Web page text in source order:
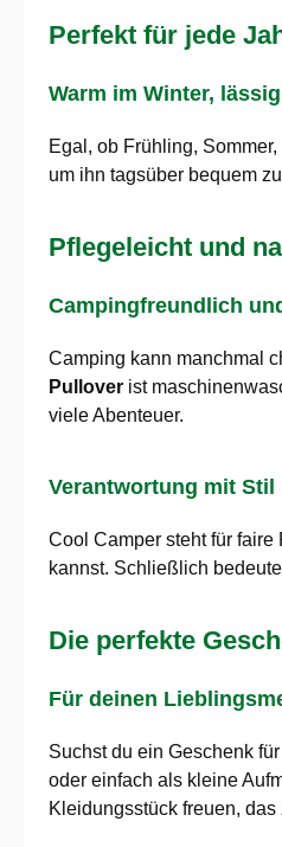
Perfekt für jede
Warm im Winter,
Egal, ob Frühling,
um ihn tagsüber bequem
Pflegeleicht und
Campingfreundlich
Camping kann manchmal
Pullover ist
viele Abenteuer.
Verantwortung mit Stil
Cool Camper steht für
kannst. Schließlich
Die perfekte
Für deinen
Suchst du ein Geschenk
oder einfach als kleine
Kleidungsstück freuen,